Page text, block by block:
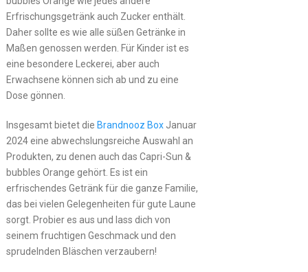
Erfrischungsgetränk auch Zucker enthält.
Daher sollte es wie alle süßen Getränke in
Maßen genossen werden. Für Kinder ist es
eine besondere Leckerei, aber auch
Erwachsene können sich ab und zu eine
Dose gönnen.
Insgesamt bietet die Brandnooz BoxJanuar
2024 eine abwechslungsreiche Auswahl an
Produkten, zu denen auch das Capri-Sun &
bubbles Orange gehört. Es ist ein
erfrischendes Getränk für die ganze Familie,
das bei vielen Gelegenheiten für gute Laune
sorgt. Probier es aus und lass dich von
seinem fruchtigen Geschmack und den
sprudelnden Bläschen verzaubern!